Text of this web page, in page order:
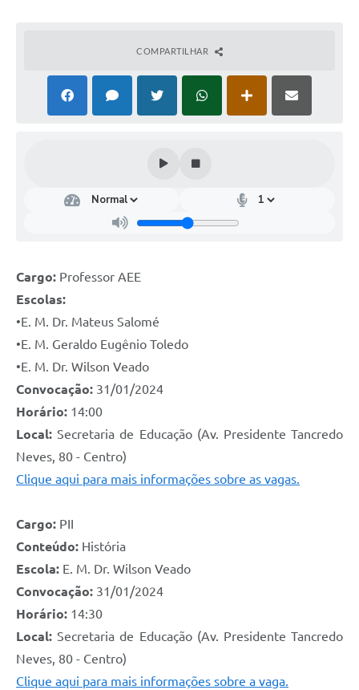
COMPARTILHAR
Cargo: Professor AEE
Escolas:
•E. M. Dr. Mateus Salomé
•E. M. Geraldo Eugênio Toledo
•E. M. Dr. Wilson Veado
Convocação: 31/01/2024
Horário: 14:00
Local: Secretaria de Educação (Av. Presidente Tancredo
Neves, 80 - Centro)
Clique aqui para mais informações sobre as vagas.
Cargo: PII
Conteúdo: História
Escola: E. M. Dr. Wilson Veado
Convocação: 31/01/2024
Horário: 14:30
Local: Secretaria de Educação (Av. Presidente Tancredo
Neves, 80 - Centro)
Clique aqui para mais informações sobre a vaga.